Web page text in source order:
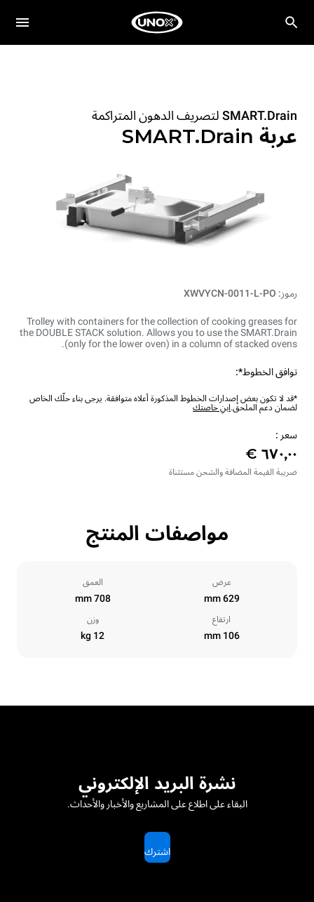
SMART.Drain لتصريف الدهون المتراكمة
عربة SMART.Drain
رموز: XWVYCN-0011-L-PO
Trolley with containers for the collection of cooking greases for
the DOUBLE STACK solution. Allows you to use the SMART.Drain
(only for the lower oven) in a column of stacked ovens.
توافق الخطوط*:
*قد لا تكون بعض إصدارات الخطوط المذكورة أعلاه متوافقة. يرجى بناء حلّك الخاص
لضمان دعم الملحق.ابنِ خاصتك
سعر :
ضريبة القيمة المضافة والشحن مستثناة
مواصفات المنتج
عرض
629 mm
العمق
708 mm
ارتفاع
106 mm
وزن
12 kg
نشرة البريد الإلكتروني
البقاء على اطلاع على المشاريع والأخبار والأحداث.
اشترك